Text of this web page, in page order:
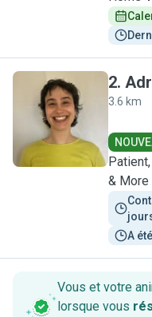
A
2.
3.6 km
& More
A
Vous et votre
lorsque vous